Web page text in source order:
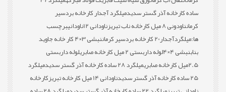
ساده کارخانه آذر گستر سدیدمیلگرد آجدار کارخانه بردسیر
کرمانناودونی 8 میل کارخانه ناب تبریز ناودانی 12 ناودانیبرچسب
ها:میلگردآجدار20 کارخانه بردسیر کرمان
نبشی 3×4 کار خانه جاوید
بنابنبشی 4×4 لوله داربستی 2 میل کارخانه صابری
لوله داربستی
2.5میل کارخانه صابری
میلگرد 28 ساده کارخانه آذر گستر سدید
میلگرد
25 ساده کارخانه آذر گستر سدید
ناودانی 14 میل کارخانه تبریز
کارخانه